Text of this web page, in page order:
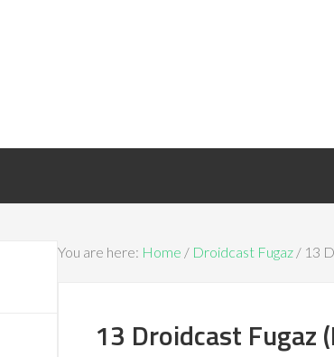
You are here: Home / Droidcast Fugaz / 13
13 Droidcast Fugaz